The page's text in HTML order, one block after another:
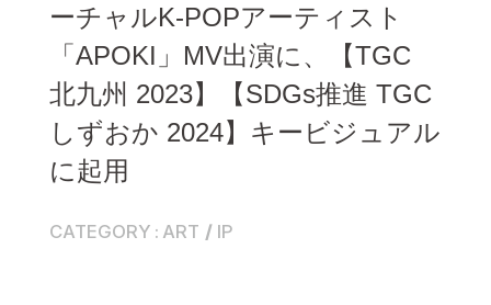
ーチャルK-POPアーティスト
「APOKI」MV出演に、【TGC
北九州 2023】【SDGs推進 TGC
しずおか 2024】キービジュアル
に起用
CATEGORY ART IP